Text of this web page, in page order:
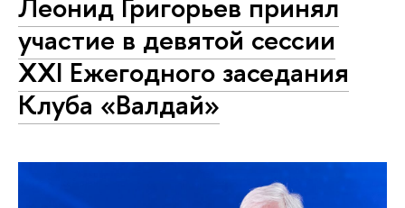
участие в девятой сессии
XXI Ежегодного заседания
Клуба «Валдай»